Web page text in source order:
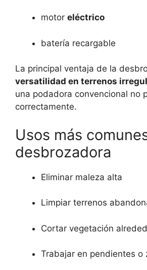
motor eléctrico
batería recargable
La principal ventaja de la
versatilidad en terrenos
una podadora convencional no
correctamente.
Usos más
desbrozadora
Eliminar maleza alta
Limpiar terrenos
Cortar vegetación
Trabajar en pendientes o